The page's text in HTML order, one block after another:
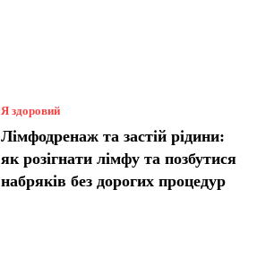
Я здоровий
Лімфодренаж та застій рідини:
як розігнати лімфу та позбутися
набряків без дорогих процедур